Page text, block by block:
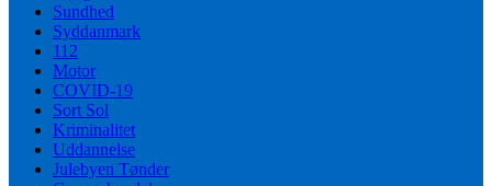
Sundhed
Syddanmark
112
Motor
COVID-19
Sort Sol
Kriminalitet
Uddannelse
Julebyen Tønder